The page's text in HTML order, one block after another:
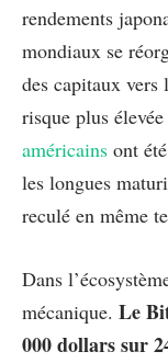
rendements
mondiaux se
des capitaux vers
risque plus
américains ont
les longues
reculé en même
Dans
mécanique. Le
000 dollars sur